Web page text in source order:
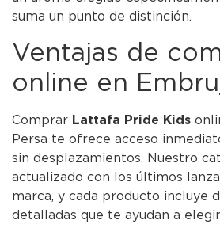
suma un punto de distinción.
Ventajas de
online en
Comprar Lattafa Pride Kids
Persa te ofrece acceso
sin desplazamientos. Nuestro
actualizado con los últimos
marca, y cada producto incluye
detalladas que te ayudan a